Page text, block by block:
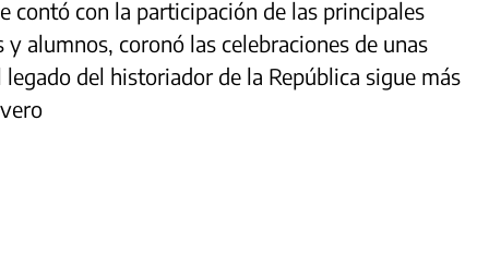
contó con la participación de las principales
alumnos, coronó las celebraciones de unas
del historiador de la República sigue más